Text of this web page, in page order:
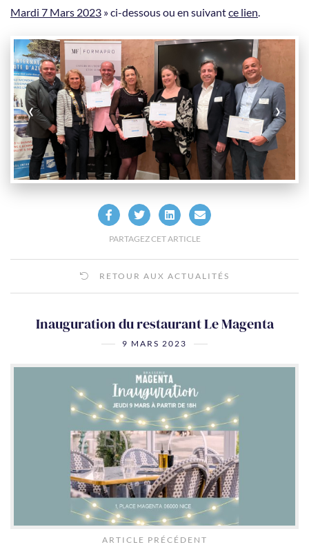
Mardi 7 Mars 2023 » ci-dessous ou en suivantce lien.
‹ ›
PARTAGEZ CET ARTICLE
RETOUR AUX ACTUALITÉS
Inauguration du restaurant Le Magenta
9 MARS 2023
ARTICLE PRÉCÉDENT